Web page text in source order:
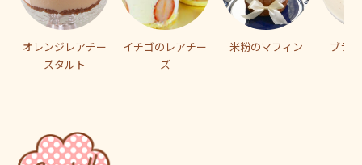
オレンジレアチー
ズタルト
イチゴのレアチー
ズ
米粉のマフィン ブラ